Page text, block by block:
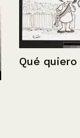
Qué quiero